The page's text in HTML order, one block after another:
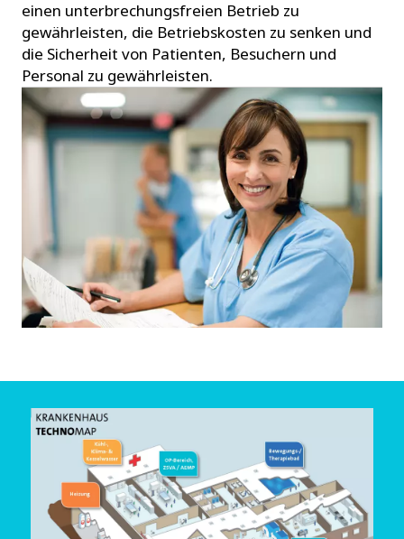
einen unterbrechungsfreien Betrieb zu
gewährleisten, die Betriebskosten zu senken und
die Sicherheit von Patienten, Besuchern und
Personal zu gewährleisten.